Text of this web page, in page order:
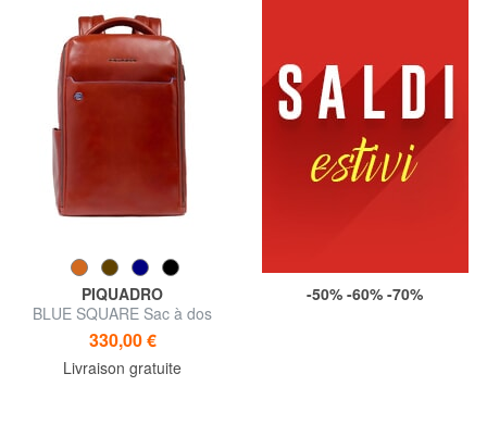
PIQUADRO
BLUE SQUARE Sac à dos
pour ordinateur portable 14
pouces à contrôle rapide
330,00 €
Livraison gratuite
-50% -60% -70%